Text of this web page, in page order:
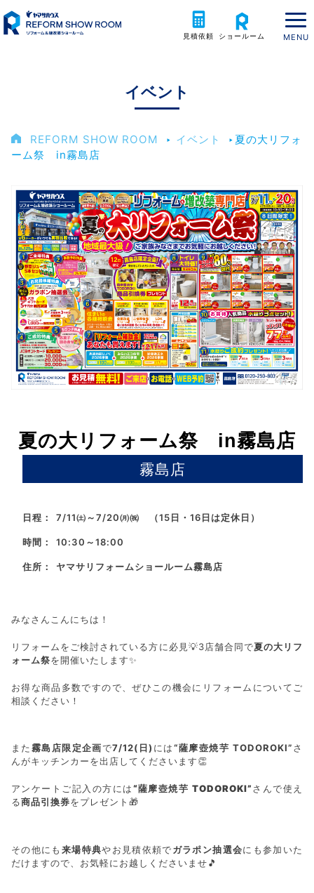
見積依頼 ショールーム
イベント
REFORM SHOW ROOM ‣ イベント ‣ 夏の大リフォ
ーム祭 in霧島店
夏の大リフォーム祭 in霧島店
霧島店
日程： 7/11㈯～7/20㈪㈷ （15日・16日は定休日）
時間： 10:30～18:00
住所： ヤマサリフォームショールーム霧島店
みなさんこんにちは！
リフォームをご検討されている方に必見💡3店舗合同で夏の大リフ
ォーム祭を開催いたします✨
お得な商品多数ですので、ぜひこの機会にリフォームについてご
相談ください！
また霧島店限定企画で7/12(日) には“薩摩壺焼芋 TODOROKI”さ
んがキッチンカーを出店してくださいます👏
アンケートご記入の方には“薩摩壺焼芋 TODOROKI”さんで使え
る商品引換券をプレゼント🎁
その他にも 来場特典やお見積依頼でガラポン抽選会にも参加いた
だけますので、お気軽にお越しくださいませ🎵